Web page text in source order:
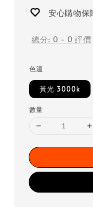
安心購物保
總分: 0 - 0 評價
色溫
黃光 3000k
數量